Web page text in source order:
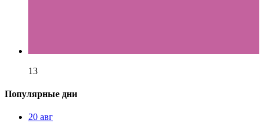
13
Популярные дни
20 авг